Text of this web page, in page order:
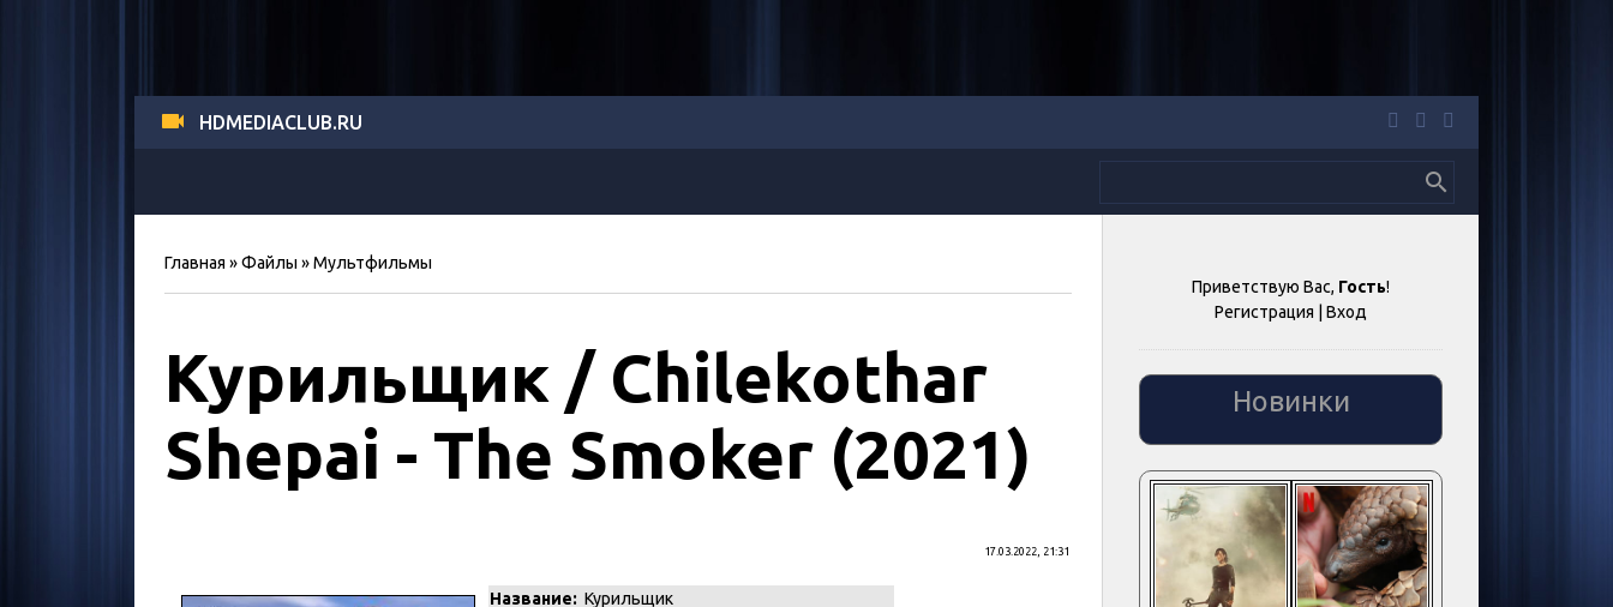
HDMEDIACLUB.RU
Главная »Файлы »Мультфильмы
Курильщик / Chilekothar
Shepai - The Smoker (2021)
17.03.2022, 21:31
Название: Курильщик
Приветствую Вас, Гость!
Регистрация |Вход
Новинки